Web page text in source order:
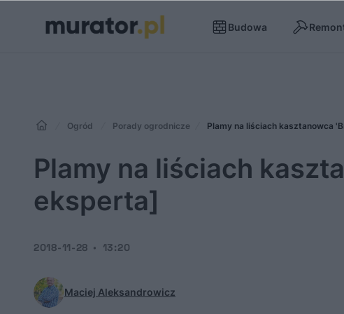
Budowa
Ogród Porady ogrodnicze Plamy na liściach kasztanowca
Plamy na liściach
eksperta]
Maciej Aleksandrowicz
2018-11-28 13:20